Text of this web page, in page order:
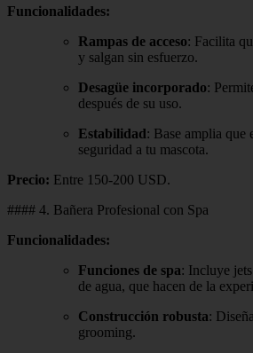
Funcionalidades:
Rampas de acceso: Facilita
y salgan sin esfuerzo.
Desagüe incorporado:
después de su uso.
Estabilidad: Base amplia que
seguridad a tu mascota.
Precio: Entre 150-200 USD.
#### 4. Bañera Profesional con Spa
Funcionalidades:
Funciones de spa: Incluye
de agua, que hacen de la
Construcción robusta:
grooming.